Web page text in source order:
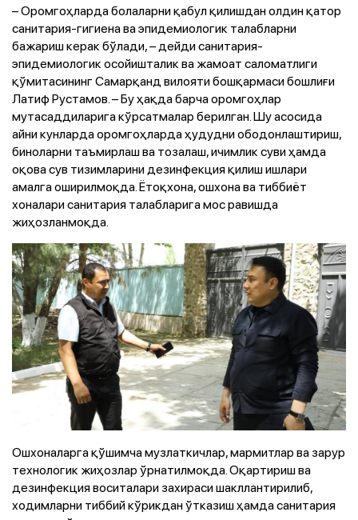
– Оромгоҳларда болаларни қабул қилишдан олдин қатор
санитария-гигиена ва эпидемиологик талабларни
бажариш керак бўлади, – дейди санитария-
эпидемиологик осойишталик ва жамоат саломатлиги
қўмитасининг Самарқанд вилояти бошқармаси бошлиғи
Латиф Рустамов. – Бу ҳақда барча оромгоҳлар
мутасаддиларига кўрсатмалар берилган. Шу асосида
айни кунларда оромгоҳларда ҳудудни ободонлаштириш,
биноларни таъмирлаш ва тозалаш, ичимлик суви ҳамда
оқова сув тизимларини дезинфекция қилиш ишлари
амалга оширилмоқда. Ётоқхона, ошхона ва тиббиёт
хоналари санитария талабларига мос равишда
жиҳозланмоқда.
Ошхоналарга қўшимча музлаткичлар, мармитлар ва зарур
технологик жиҳозлар ўрнатилмоқда. Оқартириш ва
дезинфекция воситалари захираси шакллантирилиб,
ходимларни тиббий кўрикдан ўтказиш ҳамда санитария